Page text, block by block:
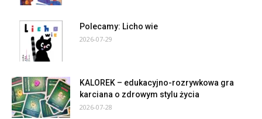
Polecamy: Licho wie
2026-07-29
KALOREK – edukacyjno-rozrywkowa gra
karciana o zdrowym stylu życia
2026-07-28